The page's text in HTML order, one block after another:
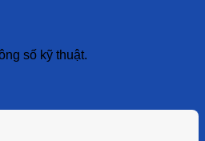
số kỹ thuật.